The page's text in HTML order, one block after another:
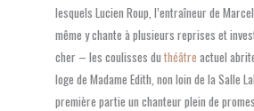
lesquels Lucien Roup, l’entraîneur de
même y chante à plusieurs reprises et
cher – les coulisses duthéâtre actuel
loge de Madame Edith, non loin de la Salle
première partie un chanteur plein de